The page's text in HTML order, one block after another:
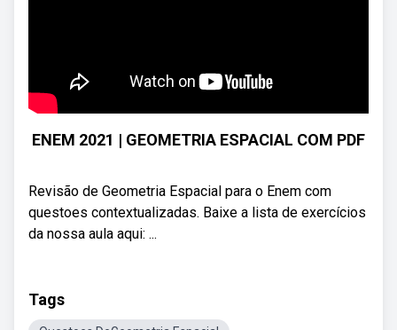
ENEM 2021 | GEOMETRIA ESPACIAL COM PDF
Revisão de Geometria Espacial para o Enem com
questoes contextualizadas. Baixe a lista de exercícios
da nossa aula aqui: ...
Tags